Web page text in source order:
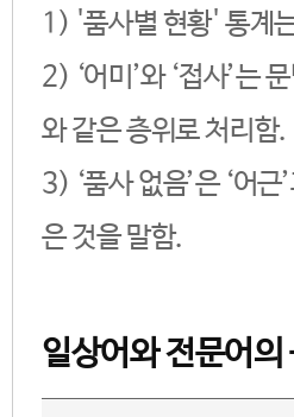
1) '품사별 현황' 통계
2) ‘어미’와 ‘접사’는
와 같은 층위로 처리함.
3) ‘품사 없음’은 ‘어
은 것을 말함.
일상어와 전문어의